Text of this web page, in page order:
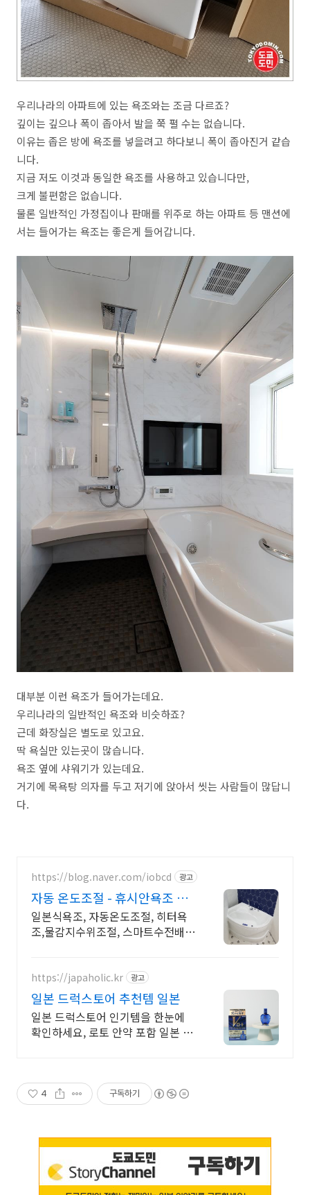
우리나라의 아파트에 있는 욕조와는 조금 다르죠?
깊이는 깊으나 폭이 좁아서 발을 쭉 펼 수는 없습니다.
이유는 좁은 방에 욕조를 넣을려고 하다보니 폭이 좁아진거 같습
니다.
지금 저도 이것과 동일한 욕조를 사용하고 있습니다만,
크게 불편함은 없습니다.
물론 일반적인 가정집이나 판매를 위주로 하는 아파트 등 맨션에
서는 들어가는 욕조는 좋은게 들어갑니다.
대부분 이런 욕조가 들어가는데요.
우리나라의 일반적인 욕조와 비슷하죠?
근데 화장실은 별도로 있고요.
딱 욕실만 있는곳이 많습니다.
욕조 옆에 샤워기가 있는데요.
거기에 목욕탕 의자를 두고 저기에 앉아서 씻는 사람들이 많답니
다.
https://blog.naver.com/iobcd 광고
자동 온도조절 - 휴시안욕조 온
도조절되는 욕조 히터욕조
일본식욕조, 자동온도조절, 히터욕
조,물감지수위조절, 스마트수전배
피로를 녹이다
https://japaholic.kr 광고
일본 드럭스토어 추천템 일본
일본 드럭스토어 인기템을 한눈에
확인하세요, 로토 안약 포함 일본 쇼
4 구독하기